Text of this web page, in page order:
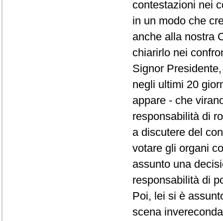
contestazioni nei
in un modo che
anche alla nostra
chiarirlo nei
Signor
negli ultimi 20
appare - che
responsabilità di
a discutere del
votare gli organi
assunto una
responsabilità di
Poi, lei si è
scena